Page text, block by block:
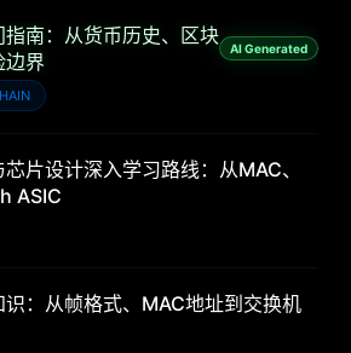
南：从货币历史、区块
边界
AI Generated
片设计深入学习路线：从MAC、
ASIC
识：从帧格式、MAC地址到交换机